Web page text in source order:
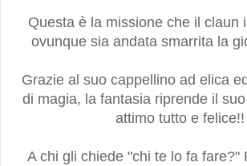
Questa è la missione che il claun
ovunque sia andata smarrita la
Grazie al suo cappellino ad elica
di magia, la fantasia riprende il
attimo tutto e felice!!
A chi gli chiede "chi te lo fa fare?"